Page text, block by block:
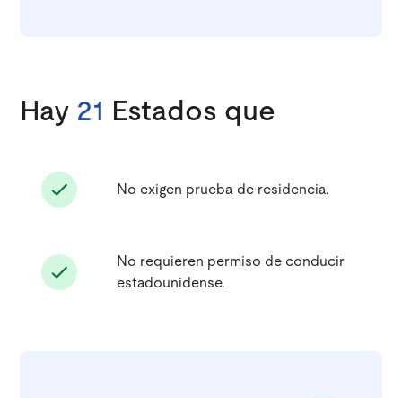
Hay 21 Estados que
No exigen prueba de residencia.
No requieren permiso de conducir
estadounidense.